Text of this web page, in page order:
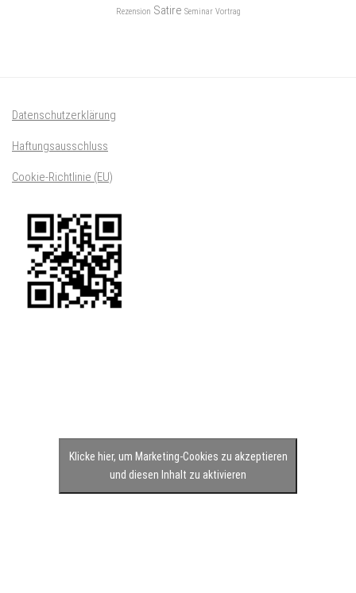
Rezension Satire Seminar Vortrag
Datenschutzerklärung
Haftungsausschluss
Cookie-Richtlinie (EU)
Klicke hier, um Marketing-Cookies zu akzeptieren
und diesen Inhalt zu aktivieren